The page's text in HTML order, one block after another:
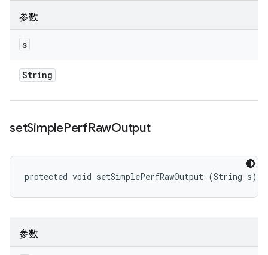
参数
s
String
setSimplePerfRawOutput
protected void setSimplePerfRawOutput (String s)
参数